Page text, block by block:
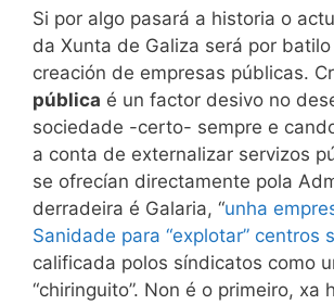
Si por algo pasará a historia o
da Xunta de Galiza será por
creación de empresas públicas.
pública é un factor desivo no
sociedade -certo- sempre e
a conta de externalizar servizos
se ofrecían directamente pola
derradeira é Galaria, “unha
Sanidade para “explotar” centros
calificada polos síndicatos como
“chiringuito”. Non é o primeiro, xa